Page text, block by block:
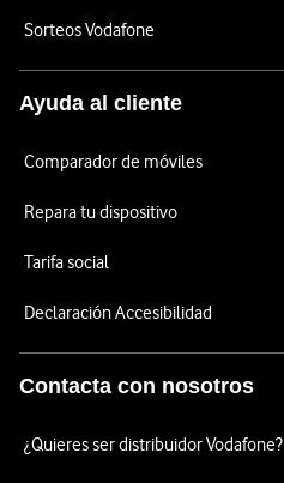
Sorteos Vodafone
Ayuda al cliente
Comparador de móviles
Repara tu dispositivo
Tarifa social
Declaración Accesibilidad
Contacta con nosotros
¿Quieres ser distribuidor Vodafone?